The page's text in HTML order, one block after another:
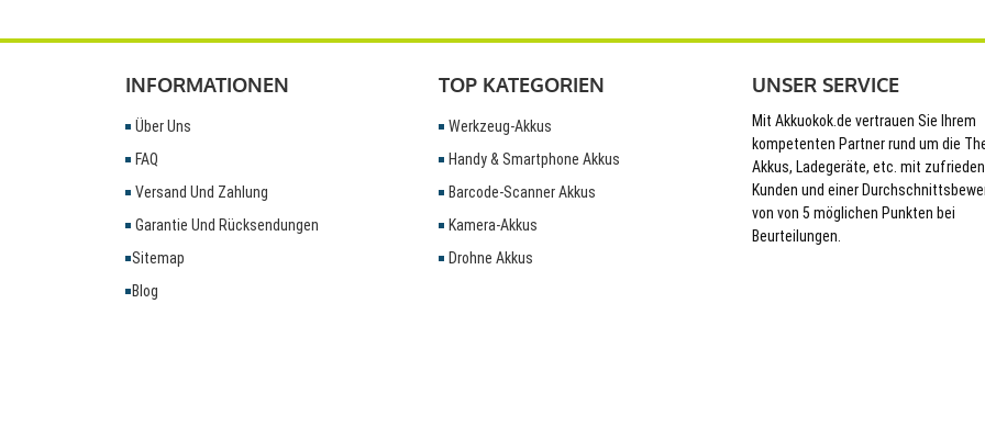
INFORMATIONEN
Über Uns
FAQ
Versand Und Zahlung
Garantie Und Rücksendungen
Sitemap
Blog
TOP KATEGORIEN
Werkzeug-Akkus
Handy & Smartphone Akkus
Barcode-Scanner Akkus
Kamera-Akkus
Drohne Akkus
UNSER SERVICE
Mit Akkuokok.de vertrauen Sie Ihrem
kompetenten Partner rund um die
Akkus, Ladegeräte, etc. mit
Kunden und einer
von von 5 möglichen Punkten bei
Beurteilungen.